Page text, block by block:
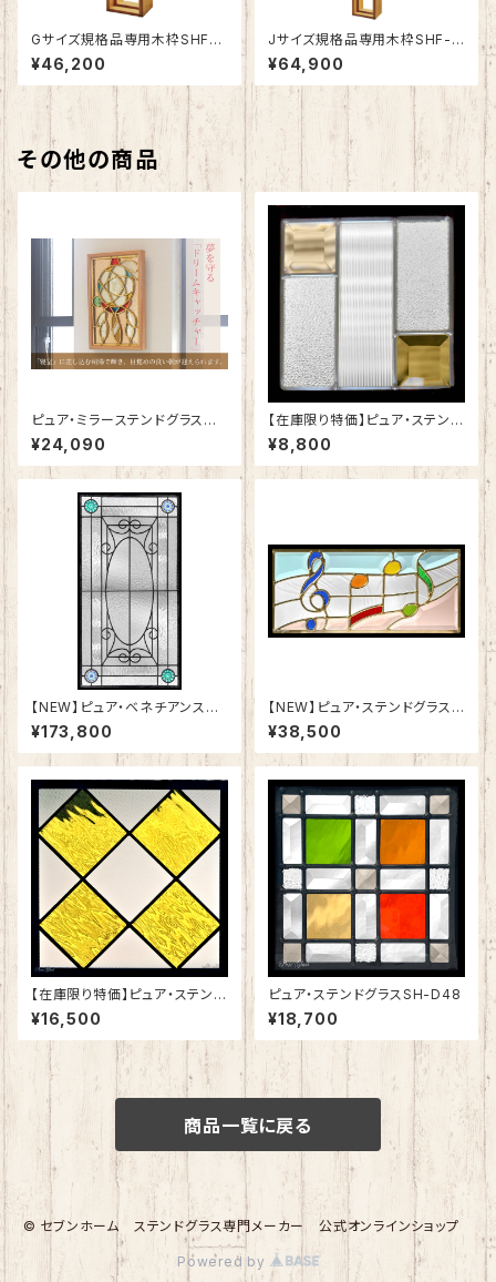
Gサイズ規格品専用木枠SHF-Z
G1
¥46,200
Jサイズ規格品専用木枠SHF-Z
J1
¥64,900
その他の商品
ピュア・ミラーステンドグラス
夢を守る「ドリームキャッチャー」
SH-PS02
¥24,090
【在庫限り特価】ピュア・ステンド
グラスSH-K-W52
¥8,800
【NEW】ピュア・ベネチアンステ
ンドグラスSH-VA01
¥173,800
【NEW】ピュア・ステンドグラスS
H-K18
¥38,500
【在庫限り特価】ピュア・ステンド
グラスSH-E124
¥16,500
ピュア・ステンドグラスSH-D48
¥18,700
商品一覧に戻る
© セブンホーム ステンドグラス専門メーカー 公式オンラインショップ
Powered by